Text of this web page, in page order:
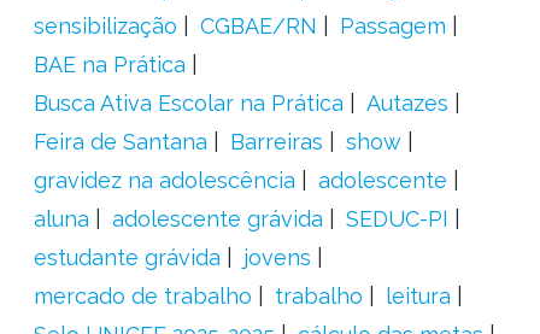
sensibilização
CGBAE/RN
Passagem
BAE na Prática
Busca Ativa Escolar na Prática
Autazes
Feira de Santana
Barreiras
show
gravidez na adolescência
adolescente
aluna
adolescente grávida
SEDUC-PI
estudante grávida
jovens
mercado de trabalho
trabalho
leitura